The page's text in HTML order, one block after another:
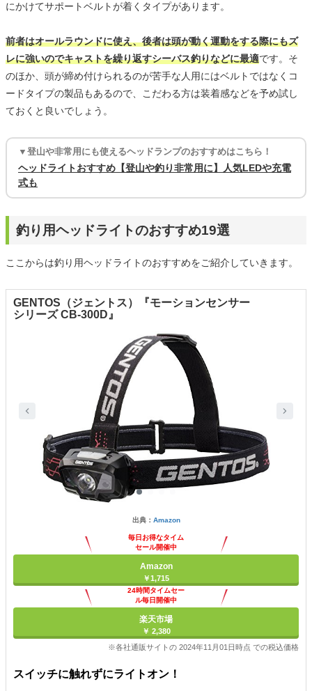
にかけてサポートベルトが着くタイプがあります。
前者はオールラウンドに使え、後者は頭が動く運動をする際にもズ
レに強いのでキャストを繰り返すシーバス釣りなどに最適です。そ
のほか、頭が締め付けられるのが苦手な人用にはベルトではなくコ
ードタイプの製品もあるので、こだわる方は装着感などを予め試し
ておくと良いでしょう。
▼登山や非常用にも使えるヘッドランプのおすすめはこちら！
ヘッドライトおすすめ【登山や釣り非常用に】人気LEDや充電
式も
釣り用ヘッドライトのおすすめ19選
ここからは釣り用ヘッドライトのおすすめをご紹介していきます。
GENTOS（ジェントス）『モーションセンサー
シリーズ CB-300D』
出典： Amazon
毎日お得なタイム
セール開催中
Amazon
￥1,715
24時間タイムセー
ル毎日開催中
楽天市場
￥ 2,380
※各社通販サイトの 2024年11月01日時点 での税込価格
スイッチに触れずにライトオン！